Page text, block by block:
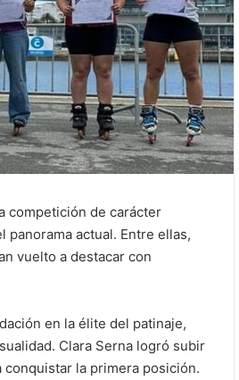
competición de carácter
panorama actual. Entre ellas,
vuelto a destacar con
en la élite del patinaje,
Clara Serna logró subir
la primera posición.